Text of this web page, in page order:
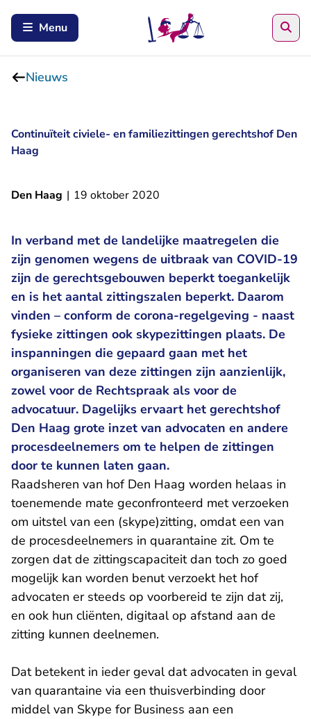
Menu
Nieuws
Continuïteit civiele- en familiezittingen gerechtshof Den
Haag
Den Haag | 19 oktober 2020
In verband met de landelijke maatregelen die
zijn genomen wegens de uitbraak van COVID-19
zijn de gerechtsgebouwen beperkt toegankelijk
en is het aantal zittingszalen beperkt. Daarom
vinden – conform de corona-regelgeving - naast
fysieke zittingen ook skypezittingen plaats. De
inspanningen die gepaard gaan met het
organiseren van deze zittingen zijn aanzienlijk,
zowel voor de Rechtspraak als voor de
advocatuur. Dagelijks ervaart het gerechtshof
Den Haag grote inzet van advocaten en andere
procesdeelnemers om te helpen de zittingen
door te kunnen laten gaan.
Raadsheren van hof Den Haag worden helaas in
toenemende mate geconfronteerd met verzoeken
om uitstel van een (skype)zitting, omdat een van
de procesdeelnemers in quarantaine zit. Om te
zorgen dat de zittingscapaciteit dan toch zo goed
mogelijk kan worden benut verzoekt het hof
advocaten er steeds op voorbereid te zijn dat zij,
en ook hun cliënten, digitaal op afstand aan de
zitting kunnen deelnemen.
Dat betekent in ieder geval dat advocaten in geval
van quarantaine via een thuisverbinding door
middel van Skype for Business aan een